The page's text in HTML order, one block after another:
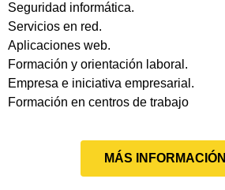
Seguridad informática.
Servicios en red.
Aplicaciones web.
Formación y orientación laboral.
Empresa e iniciativa empresarial.
Formación en centros de trabajo
MÁS INFORMACIÓN